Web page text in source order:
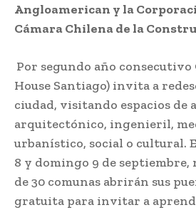
Angloamerican y la
Cámara Chilena de la
Por segundo año consecutivo
House Santiago) invita a
ciudad, visitando espacios de
arquitectónico, ingenieril,
urbanístico, social o cultural.
8 y domingo 9 de septiembre,
de 30 comunas abrirán sus
gratuita para invitar a